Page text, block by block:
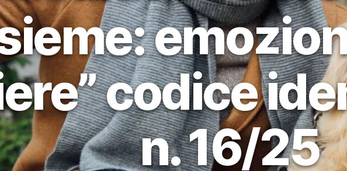
codice
n. 16/25